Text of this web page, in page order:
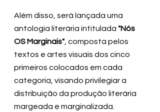
Além disso, será lançada uma
antologia literária intitulada "Nós
OS Marginais" , composta pelos
textos e artes visuais dos cinco
primeiros colocados em cada
categoria, visando privilegiar a
distribuição da produção literária
margeada e marginalizada.